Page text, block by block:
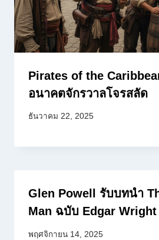
Pirates of the
อนาคตจักรวาลโจรสลัด
ธันวาคม 22, 2025
Glen Powell รับบทนำ
Man ฉบับ Edgar Wright
พฤศจิกายน 14, 2025